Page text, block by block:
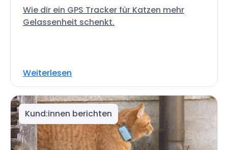
Wie dir ein GPS Tracker für Katzen mehr
Gelassenheit schenkt.
Weiterlesen
Kund:innen berichten